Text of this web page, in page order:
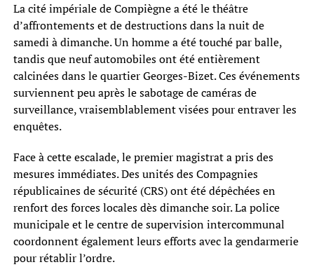
La cité impériale de Compiègne a été le théâtre
d’affrontements et de destructions dans la nuit de
samedi à dimanche. Un homme a été touché par balle,
tandis que neuf automobiles ont été entièrement
calcinées dans le quartier Georges-Bizet. Ces événements
surviennent peu après le sabotage de caméras de
surveillance, vraisemblablement visées pour entraver les
enquêtes.
Face à cette escalade, le premier magistrat a pris des
mesures immédiates. Des unités des Compagnies
républicaines de sécurité (CRS) ont été dépêchées en
renfort des forces locales dès dimanche soir. La police
municipale et le centre de supervision intercommunal
coordonnent également leurs efforts avec la gendarmerie
pour rétablir l’ordre.